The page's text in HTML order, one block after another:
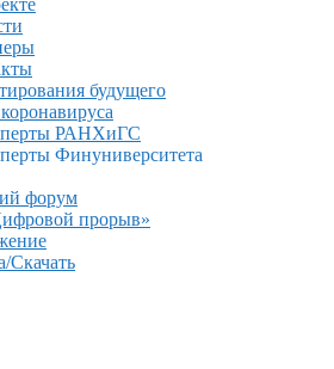
будущего
РАНХиГС
Финуниверситета
форум
прорыв»
Скачать